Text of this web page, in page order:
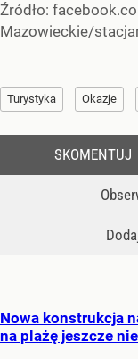
Źródło:
Mazowieckie/
Turystyka Okazje
SKOMENTUJ
Nowa konstrukcja
na plażę jeszcze